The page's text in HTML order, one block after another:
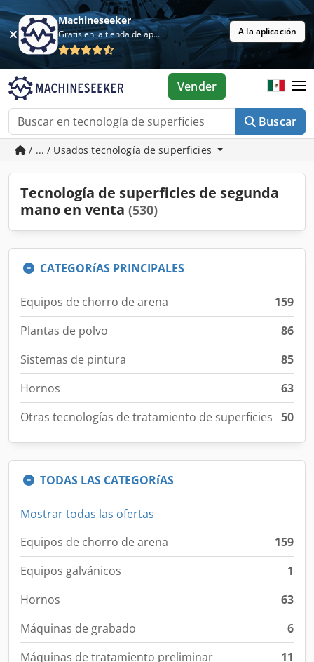
Machineseeker
Gratis en la tienda de aplicaciones A la aplicación
Buscar
Vender
/ ... / Usados tecnología de superficies
Tecnología de superficies de segunda
mano en venta (530)
CATEGORíAS PRINCIPALES
Equipos de chorro de arena
159
Plantas de polvo
86
Sistemas de pintura
85
Hornos
63
Otras tecnologías de tratamiento de superficies 50
TODAS LAS CATEGORíAS
Mostrar todas las ofertas
Equipos de chorro de arena
159
Equipos galvánicos
1
Hornos
63
Máquinas de grabado
6
Máquinas de tratamiento preliminar
11